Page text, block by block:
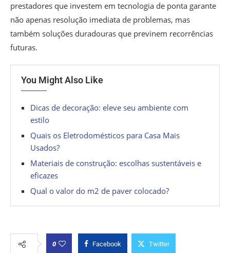
prestadores que investem em tecnologia de ponta garante
não apenas resolução imediata de problemas, mas
também soluções duradouras que previnem recorrências
futuras.
You Might Also Like
Dicas de decoração: eleve seu ambiente com
estilo
Quais os Eletrodomésticos para Casa Mais
Usados?
Materiais de construção: escolhas sustentáveis e
eficazes
Qual o valor do m2 de paver colocado?
0 Facebook Twitter